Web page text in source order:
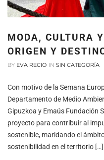
MODA, CULTURA
ORIGEN Y
BY EVA RECIO IN SIN CATEGORÍA
Con motivo de la Semana
Departamento de Medio
Gipuzkoa y Emaús Fundación
proyecto para contribuir al
sostenible, maridando el
sostenibilidad en el territorio […]